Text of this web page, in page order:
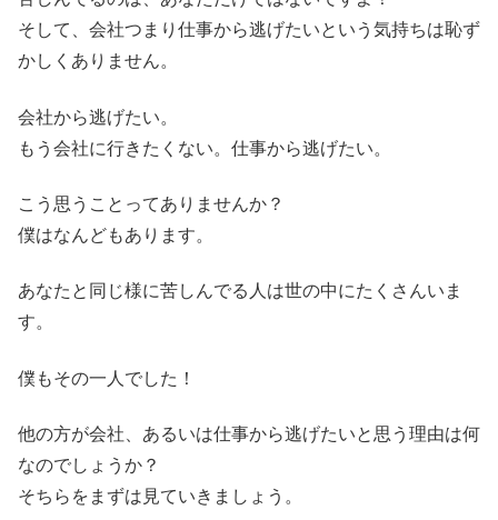
そして、会社つまり仕事から逃げたいという気持ちは恥ず
かしくありません。
会社から逃げたい。
もう会社に行きたくない。仕事から逃げたい。
こう思うことってありませんか？
僕はなんどもあります。
あなたと同じ様に苦しんでる人は世の中にたくさんいま
す。
僕もその一人でした！
他の方が会社、あるいは仕事から逃げたいと思う理由は何
なのでしょうか？
そちらをまずは見ていきましょう。